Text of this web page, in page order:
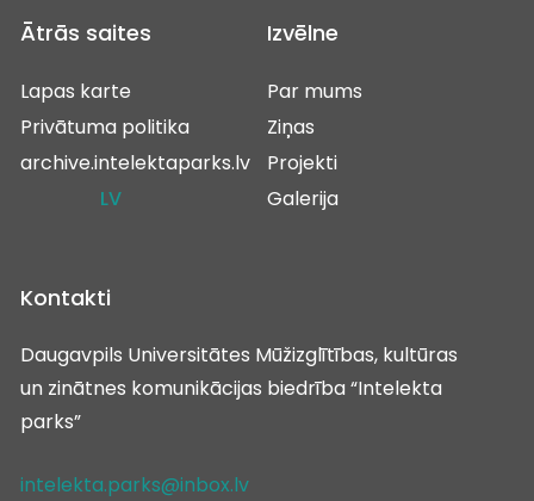
Ātrās saites
Lapas karte
Privātuma politika
archive.intelektaparks.lv
LV
Izvēlne
Par mums
Ziņas
Projekti
Galerija
Kontakti
Daugavpils Universitātes Mūžizglītības, kultūras
un zinātnes komunikācijas biedrība “Intelekta
parks”
intelekta.parks@inbox.lv